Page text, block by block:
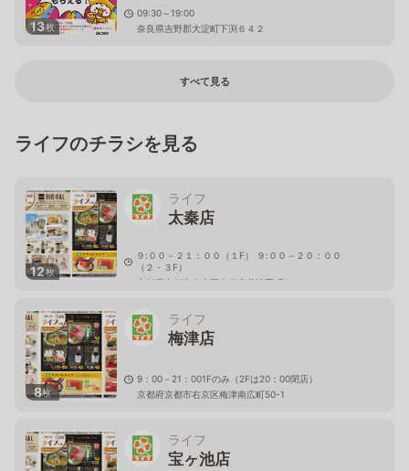
13枚
09:30～19:00
奈良県吉野郡大淀町下渕６４２
すべて見る
ライフのチラシを見る
12枚
ライフ
太秦店
９:００－２１：００（１F） ９:００－２０：００
（２・３F）
京都府京都市右京区太秦安井池田町6
8枚
ライフ
梅津店
9：00－21：001Fのみ（2Fは20：00閉店）
京都府京都市右京区梅津南広町50-1
ライフ
宝ヶ池店